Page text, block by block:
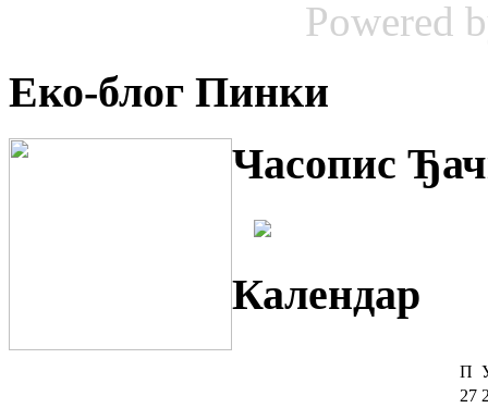
Powered
Еко-блог Пинки
Часопис
Календар
П
27